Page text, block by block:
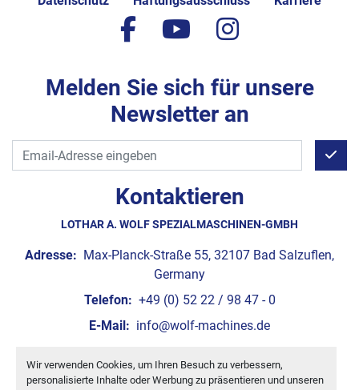
Wir verwenden Cookies, um Ihren Besuch zu verbessern,
personalisierte Inhalte oder Werbung zu präsentieren und unseren
Kontaktieren
LOTHAR A. WOLF SPEZIALMASCHINEN-GMBH
Adresse: Max-Planck-Straße 55, 32107 Bad Salzuflen,
Germany
Telefon: +49 (0) 52 22 / 98 47 - 0
E-Mail: info@wolf-machines.de
Cookie-Einstellungen
Machinio System-Website vonMachinio
facebook
youtubeinstagram
Melden Sie sich für unsere
Newsletter an